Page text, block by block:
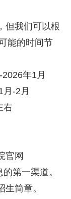
我们可以根
能的时间节
年1月
-2月
右
官网
第一渠道。
简章。